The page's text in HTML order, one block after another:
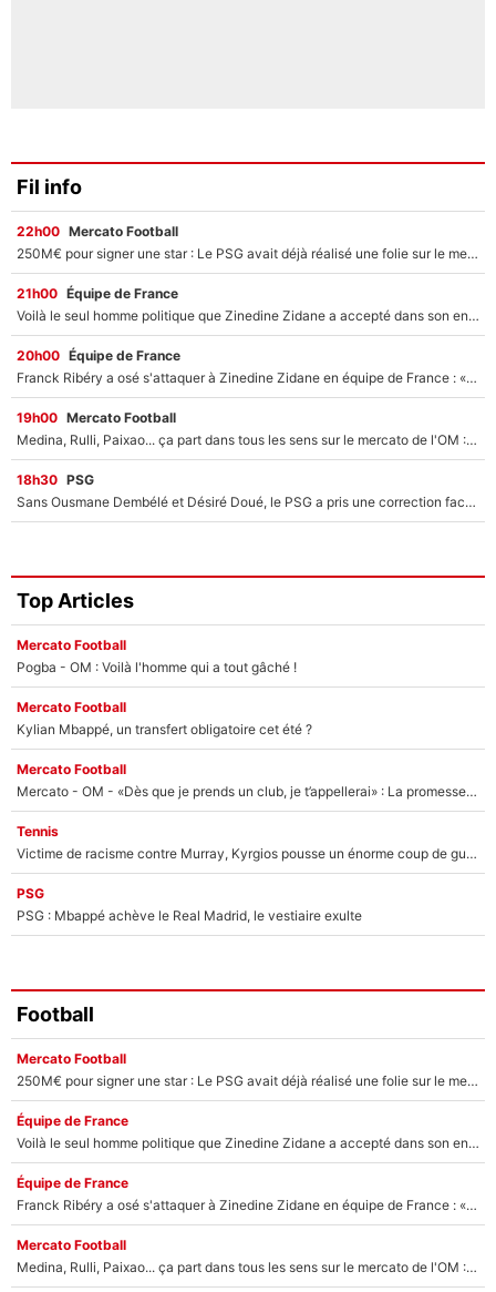
Fil info
22h00 Mercato Football
250M€ pour signer une star : Le PSG avait déjà réalisé une folie sur le mercato bien avant Neymar !
21h00 Équipe de France
Voilà le seul homme politique que Zinedine Zidane a accepté dans son entourage : «Je garde un très bon souvenir de lui»
20h00 Équipe de France
Franck Ribéry a osé s'attaquer à Zinedine Zidane en équipe de France : «Je n'aurais jamais fait ça»
19h00 Mercato Football
Medina, Rulli, Paixao... ça part dans tous les sens sur le mercato de l'OM : Frank McCourt va enfin récupérer l'argent qu'il attend ?
18h30 PSG
Sans Ousmane Dembélé et Désiré Doué, le PSG a pris une correction face à Majorque : Luis Enrique attend avec impatience des renforts !
Top Articles
Mercato Football
Pogba - OM : Voilà l'homme qui a tout gâché !
Mercato Football
Kylian Mbappé, un transfert obligatoire cet été ?
Mercato Football
Mercato - OM - «Dès que je prends un club, je t’appellerai» : La promesse de Marcelino au moment de claquer la porte
Tennis
Victime de racisme contre Murray, Kyrgios pousse un énorme coup de gueule !
PSG
PSG : Mbappé achève le Real Madrid, le vestiaire exulte
Football
Mercato Football
250M€ pour signer une star : Le PSG avait déjà réalisé une folie sur le mercato bien avant Neymar !
Équipe de France
Voilà le seul homme politique que Zinedine Zidane a accepté dans son entourage : «Je garde un très bon souvenir de lui»
Équipe de France
Franck Ribéry a osé s'attaquer à Zinedine Zidane en équipe de France : «Je n'aurais jamais fait ça»
Mercato Football
Medina, Rulli, Paixao... ça part dans tous les sens sur le mercato de l'OM : Frank McCourt va enfin récupérer l'argent qu'il attend ?